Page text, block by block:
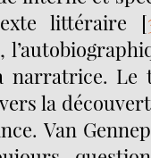
littéraire [
narratrice. Le
la
Van